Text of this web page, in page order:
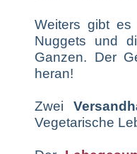
Weiters gibt
Nuggets und
Ganzen. Der
heran!
Zwei
Vegetarische